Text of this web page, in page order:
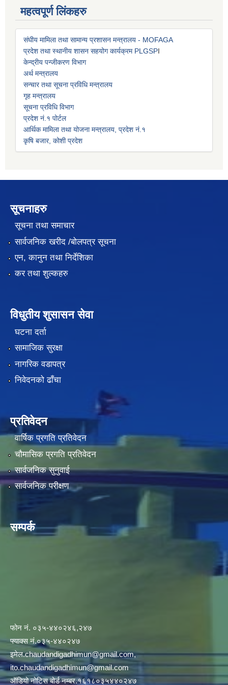
महत्वपूर्ण लिंकहरु
संघीय मामिला तथा सामान्य प्रशासन मन्त्रालय - MOFAGA
प्रदेश तथा स्थानीय शासन सहयोग कार्यक्रम PLGSPI
केन्द्रीय पन्जीकरण विभाग
अर्थ मन्त्रालय
सन्चार तथा सूचना प्रविधि मन्त्रालय
गृह मन्त्रालय
सूचना प्रविधि विभाग
प्रदेश नं.१ पोर्टल
आर्थिक मामिला तथा योजना मन्त्रालय, प्रदेश नं.१
कृषि बजार, कोशी प्रदेश
सूचनाहरु
सूचना तथा समाचार
सार्वजनिक खरीद /बोलपत्र सूचना
एन, कानुन तथा निर्देशिका
कर तथा शुल्कहरु
विधुतीय शुसासन सेवा
घटना दर्ता
सामाजिक सुरक्षा
नागरिक वडापत्र
निवेदनको ढाँचा
प्रतिवेदन
वार्षिक प्रगति प्रतिवेदन
चौमासिक प्रगति प्रतिवेदन
सार्वजनिक सुनुवाई
सार्वजनिक परीक्षण
सम्पर्क
फोन नं. ०३५-४४०२४६,२४७
फ्याक्स नं.०३५-४४०२४७
इमेल.chaudandigadhimun@gmail.com,
ito.chaudandigadhimun@gmail.com
ऑडियो नोटिस बोर्ड नम्बर.१६१८०३५४४०२४७